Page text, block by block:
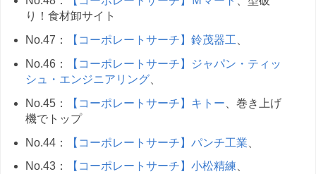
り！食材卸サイト
No.47：
【コーポレートサーチ】鈴茂器工
No.46：
【コーポレートサーチ】ジャパン・ティッ
シュ・エンジニアリング、
No.45：
【コーポレートサーチ】キトー 、巻き上げ
機でトップ
No.44：
【コーポレートサーチ】パンチ工業
No.43：
【コーポレートサーチ】小松精練、